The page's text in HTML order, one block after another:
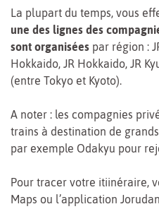
La plupart du temps, vous
une des lignes des
sont organisées par région :
Hokkaido, JR Hokkaido, JR
(entre Tokyo et Kyoto).
A noter : les compagnies
trains à destination de
par exemple Odakyu pour
Pour tracer votre itiinéraire,
Maps ou l’application